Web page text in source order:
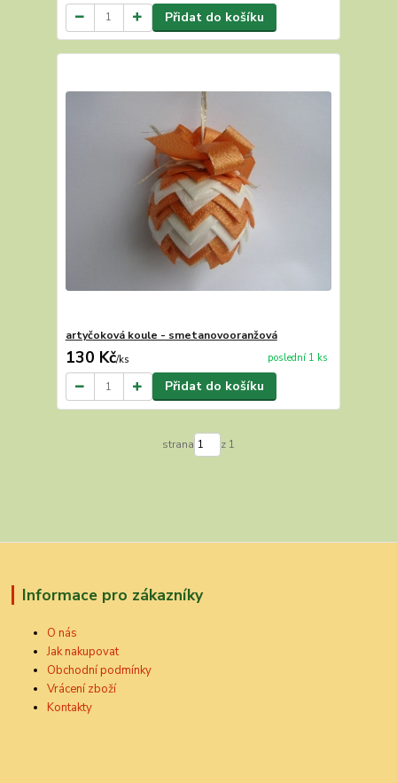
Přidat do košíku
artyčoková koule - smetanovooranžová
130 Kč/ks poslední 1 ks
Přidat do košíku
strana z 1
Informace pro zákazníky
O nás
Jak nakupovat
Obchodní podmínky
Vrácení zboží
Kontakty